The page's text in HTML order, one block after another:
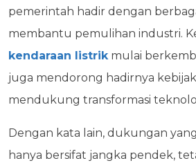
pemerintah hadir dengan
membantu pemulihan industri.
kendaraan listrikmulai
juga mendorong hadirnya
mendukung transformasi
Dengan kata lain, dukungan
hanya bersifat jangka pendek,